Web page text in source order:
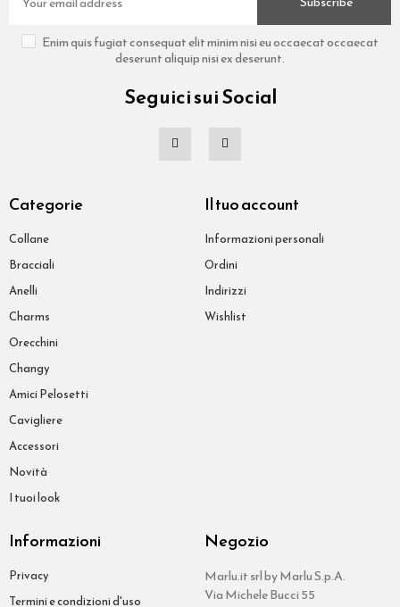
Enim quis fugiat consequat elit minim nisi eu occaecat occaecat
deserunt aliquip nisi ex deserunt.
Seguici sui Social
Categorie
Collane
Bracciali
Anelli
Charms
Orecchini
Changy
Amici Pelosetti
Cavigliere
Accessori
Novità
I tuoi look
Il tuo account
Informazioni personali
Ordini
Indirizzi
Wishlist
Informazioni
Privacy
Termini e condizioni d'uso
Negozio
Marlu.it srl by Marlu S.p.A.
Via Michele Bucci 55